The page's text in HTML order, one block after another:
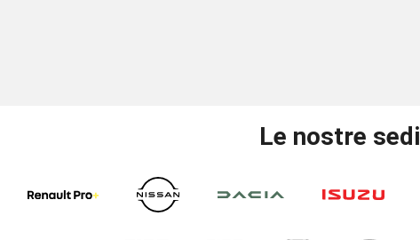
Le nostre sedi